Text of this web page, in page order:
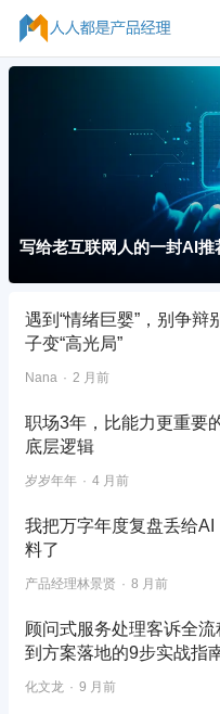
写给老互联网人的一封AI推
遇到“情绪巨婴”，别争辩
子变“高光局”
Nana 2 月前
职场3年，比能力更重要
底层逻辑
岁岁年年 4 月前
我把万字年度复盘丢给
料了
产品经理林景贤 8 月前
顾问式服务处理客诉全
到方案落地的9步实战指
化文龙 9 月前